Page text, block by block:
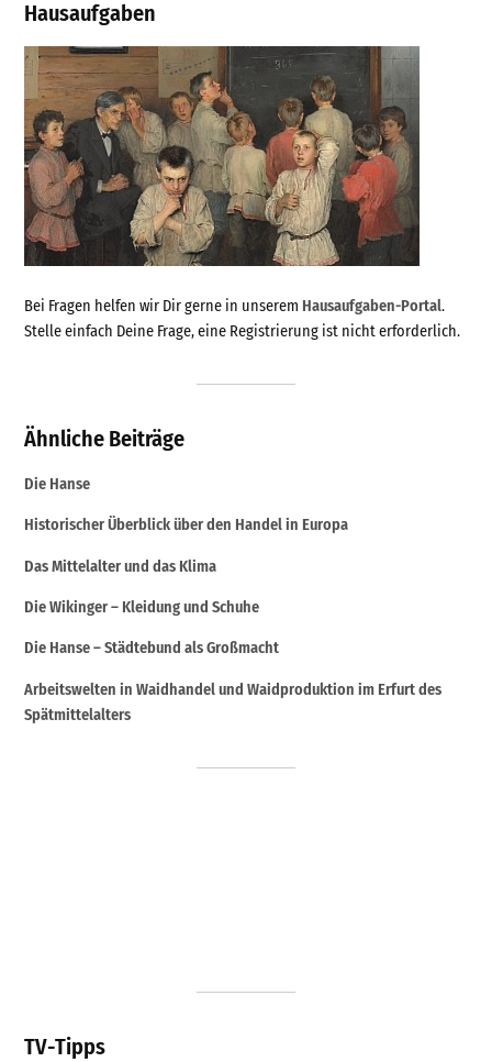
Hausaufgaben
Bei Fragen helfen wir Dir gerne in unserem Hausaufgaben-Portal.
Stelle einfach Deine Frage, eine Registrierung ist nicht erforderlich.
Ähnliche Beiträge
Die Hanse
Historischer Überblick über den Handel in Europa
Das Mittelalter und das Klima
Die Wikinger – Kleidung und Schuhe
Die Hanse – Städtebund als Großmacht
Arbeitswelten in Waidhandel und Waidproduktion im Erfurt des
Spätmittelalters
TV-Tipps